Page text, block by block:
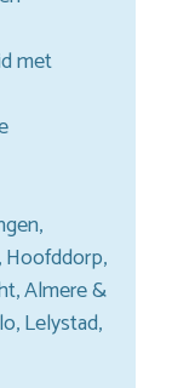
met
Hoofddorp,
Almere &
Lelystad,